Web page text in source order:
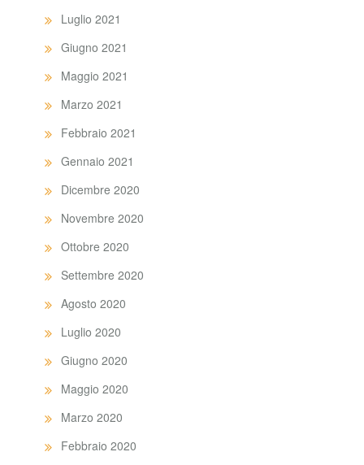
Luglio 2021
Giugno 2021
Maggio 2021
Marzo 2021
Febbraio 2021
Gennaio 2021
Dicembre 2020
Novembre 2020
Ottobre 2020
Settembre 2020
Agosto 2020
Luglio 2020
Giugno 2020
Maggio 2020
Marzo 2020
Febbraio 2020